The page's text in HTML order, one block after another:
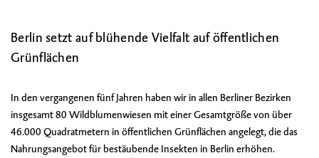
Berlin setzt auf blühende Vielfalt auf öffentlichen
Grünflächen
In den vergangenen fünf Jahren haben wir in allen Berliner Bezirken
insgesamt 80 Wildblumenwiesen mit einer Gesamtgröße von über
46.000 Quadratmetern in öffentlichen Grünflächen angelegt, die das
Nahrungsangebot für bestäubende Insekten in Berlin erhöhen.